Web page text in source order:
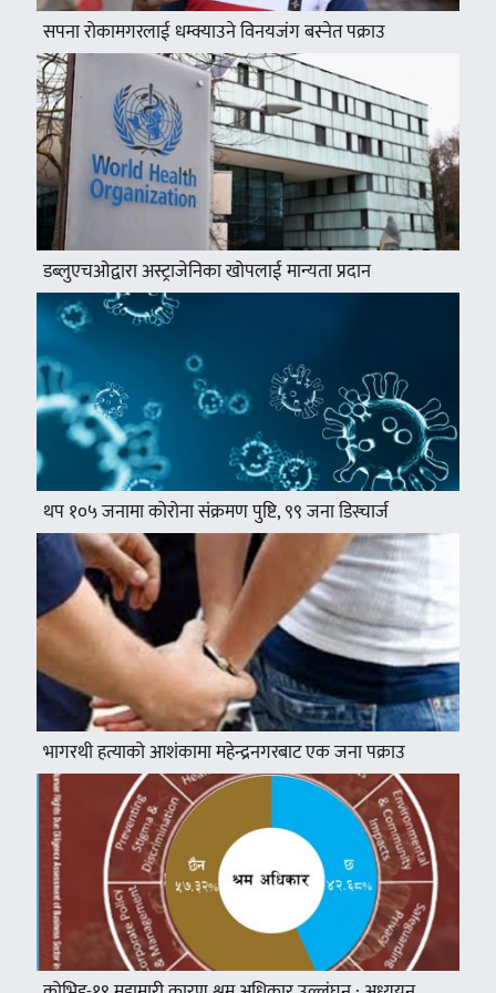
सपना रोकामगरलाई धम्क्याउने विनयजंग बस्नेत पक्राउ
डब्लुएचओद्वारा अस्ट्राजेनिका खोपलाई मान्यता प्रदान
थप १०५ जनामा कोरोना संक्रमण पुष्टि, ९९ जना डिस्चार्ज
भागरथी हत्याको आशंकामा महेन्द्रनगरबाट एक जना पक्राउ